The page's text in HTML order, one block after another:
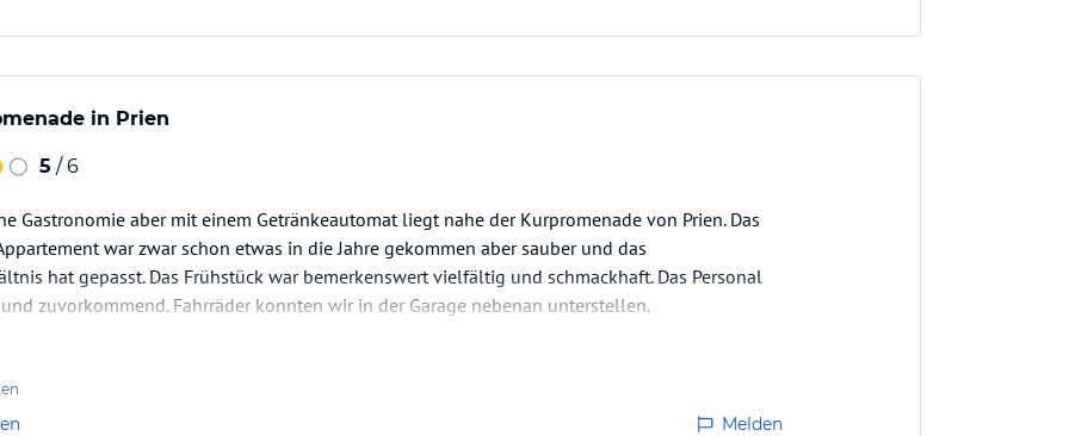
in Prien
5 / 6
Gastronomie aber mit einem Getränkeautomat liegt nahe der Kurpromenade von Prien. Das
war zwar schon etwas in die Jahre gekommen aber sauber und das
hat gepasst. Das Frühstück war bemerkenswert vielfältig und schmackhaft. Das Personal
zuvorkommend. Fahrräder konnten wir in der Garage nebenan unterstellen.
Melden